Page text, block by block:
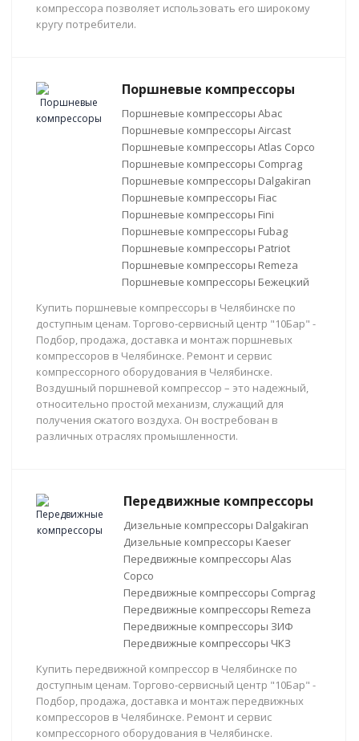
компрессора позволяет использовать его широкому
кругу потребители.
Поршневые компрессоры
Поршневые компрессоры Abac
Поршневые компрессоры Aircast
Поршневые компрессоры Atlas Copco
Поршневые компрессоры Comprag
Поршневые компрессоры Dalgakiran
Поршневые компрессоры Fiac
Поршневые компрессоры Fini
Поршневые компрессоры Fubag
Поршневые компрессоры Patriot
Поршневые компрессоры Remeza
Поршневые компрессоры Бежецкий
Купить поршневые компрессоры в Челябинске по
доступным ценам. Торгово-сервисный центр "10Бар" -
Подбор, продажа, доставка и монтаж поршневых
компрессоров в Челябинске. Ремонт и сервис
компрессорного оборудования в Челябинске.
Воздушный поршневой компрессор – это надежный,
относительно простой механизм, служащий для
получения сжатого воздуха. Он востребован в
различных отраслях промышленности.
Передвижные компрессоры
Дизельные компрессоры Dalgakiran
Дизельные компрессоры Kaeser
Передвижные компрессоры Alas
Copco
Передвижные компрессоры Comprag
Передвижные компрессоры Remeza
Передвижные компрессоры ЗИФ
Передвижные компрессоры ЧКЗ
Купить передвижной компрессор в Челябинске по
доступным ценам. Торгово-сервисный центр "10Бар" -
Подбор, продажа, доставка и монтаж передвижных
компрессоров в Челябинске. Ремонт и сервис
компрессорного оборудования в Челябинске.